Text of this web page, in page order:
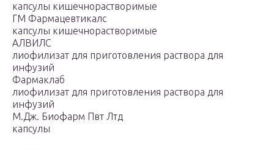
капсулы кишечнорастворимые
ГМ Фармацевтикалс
капсулы кишечнорастворимые
АЛВИЛС
лиофилизат для приготовления раствора для
инфузий
Фармаклаб
лиофилизат для приготовления раствора для
инфузий
М.Дж. Биофарм Пвт Лтд
капсулы